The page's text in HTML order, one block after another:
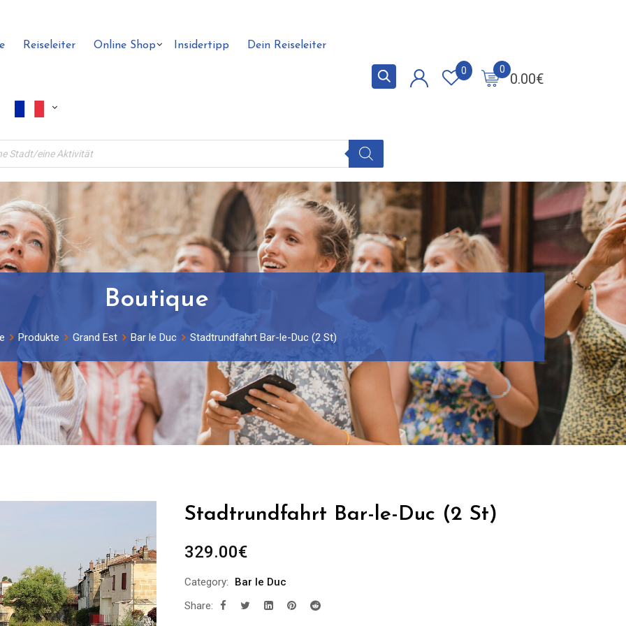
Reiseleiter Online Shop Insidertipp Dein Reiseleiter
0.00€
0
0
Boutique
Produkte Grand Est Bar le Duc Stadtrundfahrt Bar-le-Duc (2 St)
Stadtrundfahrt Bar-le-Duc (2 St)
329.00€
Category:
Bar le Duc
Share: